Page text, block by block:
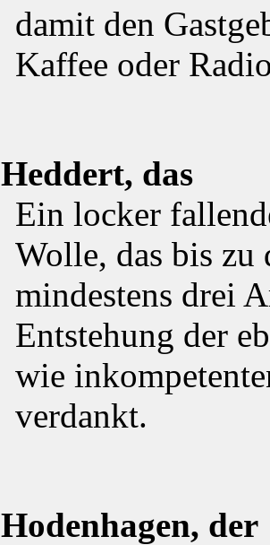
damit den
Kaffee oder
Heddert, das
Ein locker
Wolle, das bis
mindestens drei
Entstehung der
wie
verdankt.
Hodenhagen, der